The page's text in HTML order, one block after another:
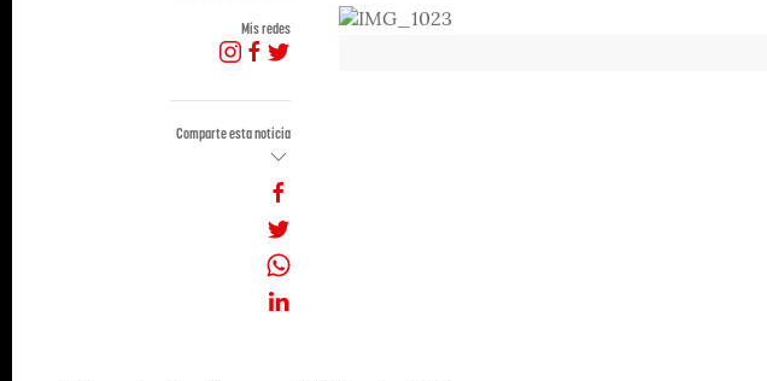
Mis redes
Comparte esta noticia